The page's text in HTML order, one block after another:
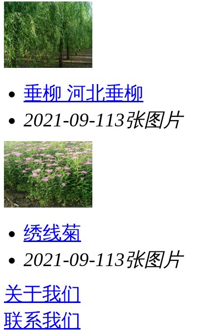
垂柳 河北垂柳
2021-09-113张图片
绣线菊
2021-09-113张图片
关于我们
联系我们